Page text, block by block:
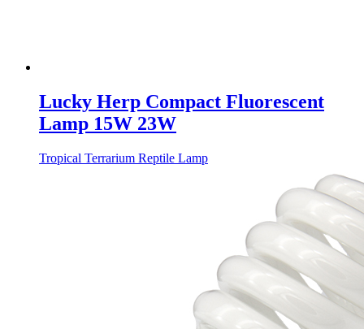
Lucky Herp Compact Fluorescent
Lamp 15W 23W
Tropical Terrarium Reptile Lamp